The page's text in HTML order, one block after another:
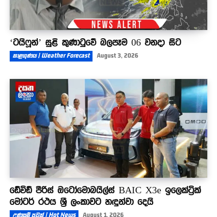
‘ටයිෆූන්’ සුළි කුණාටුවේ බලපෑම 06 වනදා සිට
කාළගුණය | Weather Forecast August 3, 2026
ඩේවිඩ් පීරිස් ඔටෝමොබයිල්ස් BAIC X3e ඉලෙක්ට්‍රික්
මෝටර් රථය ශ්‍රී ලංකාවට හඳුන්වා දෙයි
උණුසුම් පුවත් | Hot News August 1, 2026